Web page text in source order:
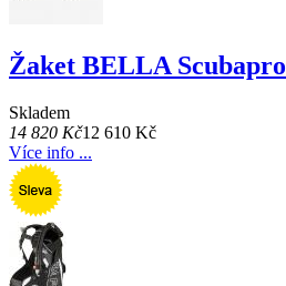
Žaket BELLA
Skladem
14 820 Kč12 610 Kč
Více info ...